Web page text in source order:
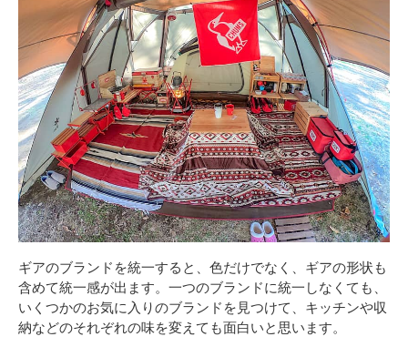
ギアのブランドを統一すると、色だけでなく、ギアの形状も
含めて統一感が出ます。一つのブランドに統一しなくても、
いくつかのお気に入りのブランドを見つけて、キッチンや収
納などのそれぞれの味を変えても面白いと思います。